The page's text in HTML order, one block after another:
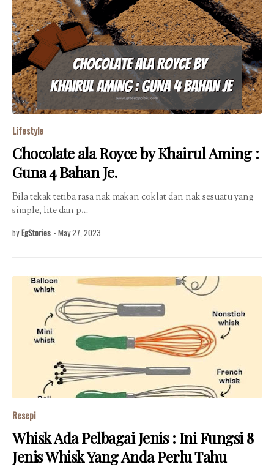
Lifestyle
Chocolate ala Royce by Khairul Aming :
Guna 4 Bahan Je.
Bila tekak tetiba rasa nak makan coklat dan nak sesuatu yang
simple, lite dan p…
by EgStories - May 27, 2023
Resepi
Whisk Ada Pelbagai Jenis : Ini Fungsi 8
Jenis Whisk Yang Anda Perlu Tahu